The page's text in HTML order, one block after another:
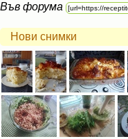
Във форума
Нови снимки